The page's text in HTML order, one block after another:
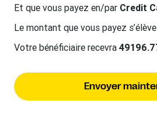
Et que vous payez en/par Credit
Le montant que vous payez
Votre bénéficiaire recevra
Envoyer